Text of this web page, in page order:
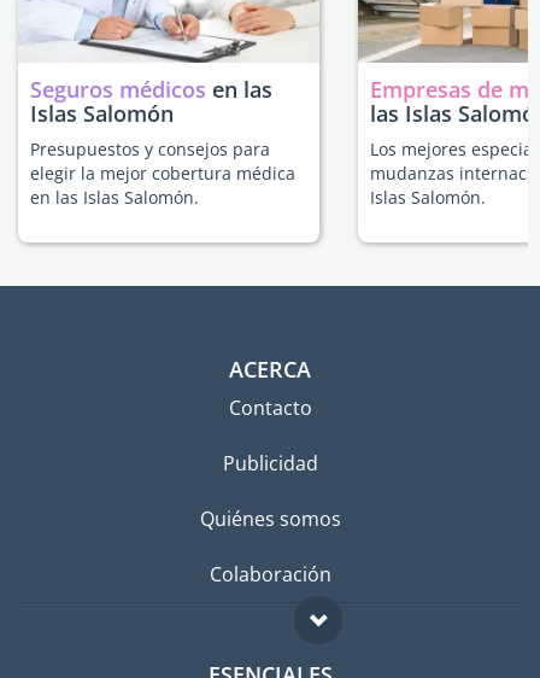
Seguros médicos en las
Islas Salomón
Presupuestos y consejos para
elegir la mejor cobertura médica
en las Islas Salomón.
Empresas de
las Islas
Los mejores
mudanzas
Islas Salomón.
ACERCA
Contacto
Publicidad
Quiénes somos
Colaboración